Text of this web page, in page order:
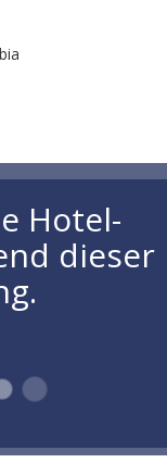
Hotel-
dieser